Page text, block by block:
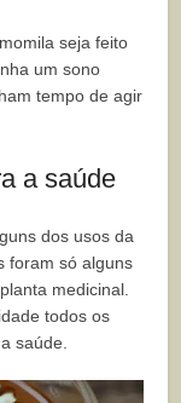
seja feito
um sono
tempo de agir
a saúde
dos usos da
foram só alguns
medicinal.
todos os
saúde.